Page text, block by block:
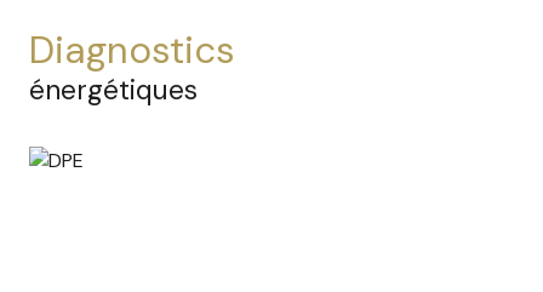
diagnostics
énergétiques